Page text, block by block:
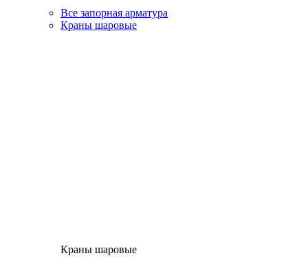
Все запорная арматура
Краны шаровые
Краны шаровые